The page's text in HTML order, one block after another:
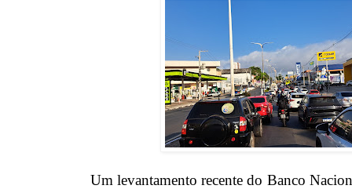
Um levantamento recente do Banco